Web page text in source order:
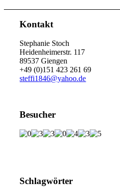
Kontakt
Stephanie Stoch
Heidenheimerstr. 117
89537 Giengen
+49 (0)151 423 261 69
steffi1846@yahoo.de
Besucher
Schlagwörter